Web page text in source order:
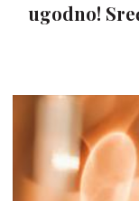
ugodno!